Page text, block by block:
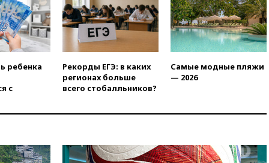
четыре года условно
вчера, 16:46ЦБ:
международные резервы
России снизились
вчера, 16:35На
восстановление Херсонской
области направят 6,8 млрд
вчера, 16:16The Guardian:
вчера, 15:45Спутник
ребенка
с
Рекорды ЕГЭ: в каких
регионах больше
всего стобалльников?
Самые модные пляжи
— 2026